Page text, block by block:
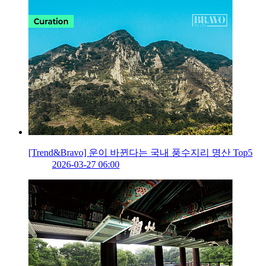
[Trend&Bravo] 운이 바뀐다는 국내 풍수지리 명산 Top5
2026-03-27 06:00